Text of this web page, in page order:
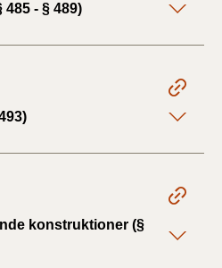
- § 489)
konstruktioner (§